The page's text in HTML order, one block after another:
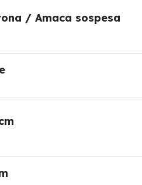
/ Amaca sospesa